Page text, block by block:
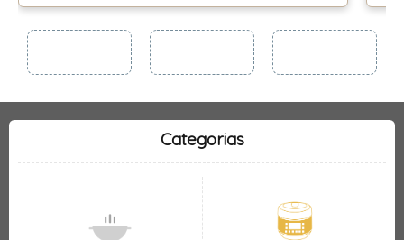
Categorias